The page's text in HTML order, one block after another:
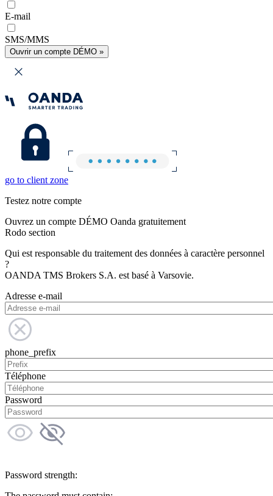
E-mail
SMS/MMS
Ouvrir un compte DÉMO »
go to client zone
Testez notre compte
Ouvrez un compte DÉMO Oanda gratuitement
Rodo section
Qui est responsable du traitement des données à caractère personnel
?
OANDA TMS Brokers S.A. est basé à Varsovie.
Adresse e-mail
phone_prefix
Téléphone
Password
Password strength: